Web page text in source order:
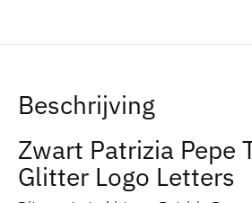
Beschrijving
Zwart Patrizia Pepe
Glitter Logo Letters